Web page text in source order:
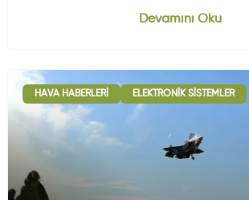
Devamını Oku
HAVA HABERLERI ELEKTRONIK SISTEMLER
Dünyadan Gelişmeler